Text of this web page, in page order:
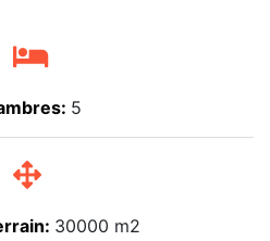
5
30000 m2